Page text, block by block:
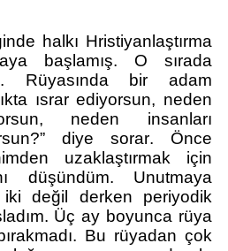
halkı Hristiyanlaştırma
başlamış. O sırada
Rüyasında bir adam
ısrar ediyorsun, neden
neden insanları
diye sorar. Önce
uzaklaştırmak için
düşündüm. Unutmaya
iki değil derken periyodik
Üç ay boyunca rüya
Bu rüyadan çok